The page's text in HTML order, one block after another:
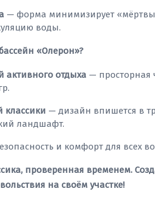
— форма минимизирует
воды.
«Олерон»?
активного отдыха — просторная
классики — дизайн впишется в
ландшафт.
и комфорт для всех
проверенная временем.
на своём участке!